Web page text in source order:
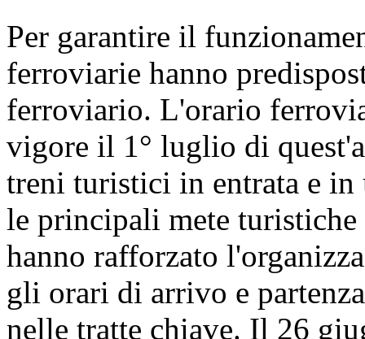
Per garantire il
ferroviarie hanno
ferroviario. L'orario
vigore il 1° luglio di
treni turistici in entrata e
le principali mete
hanno rafforzato
gli orari di arrivo e
nelle tratte chiave. Il 26